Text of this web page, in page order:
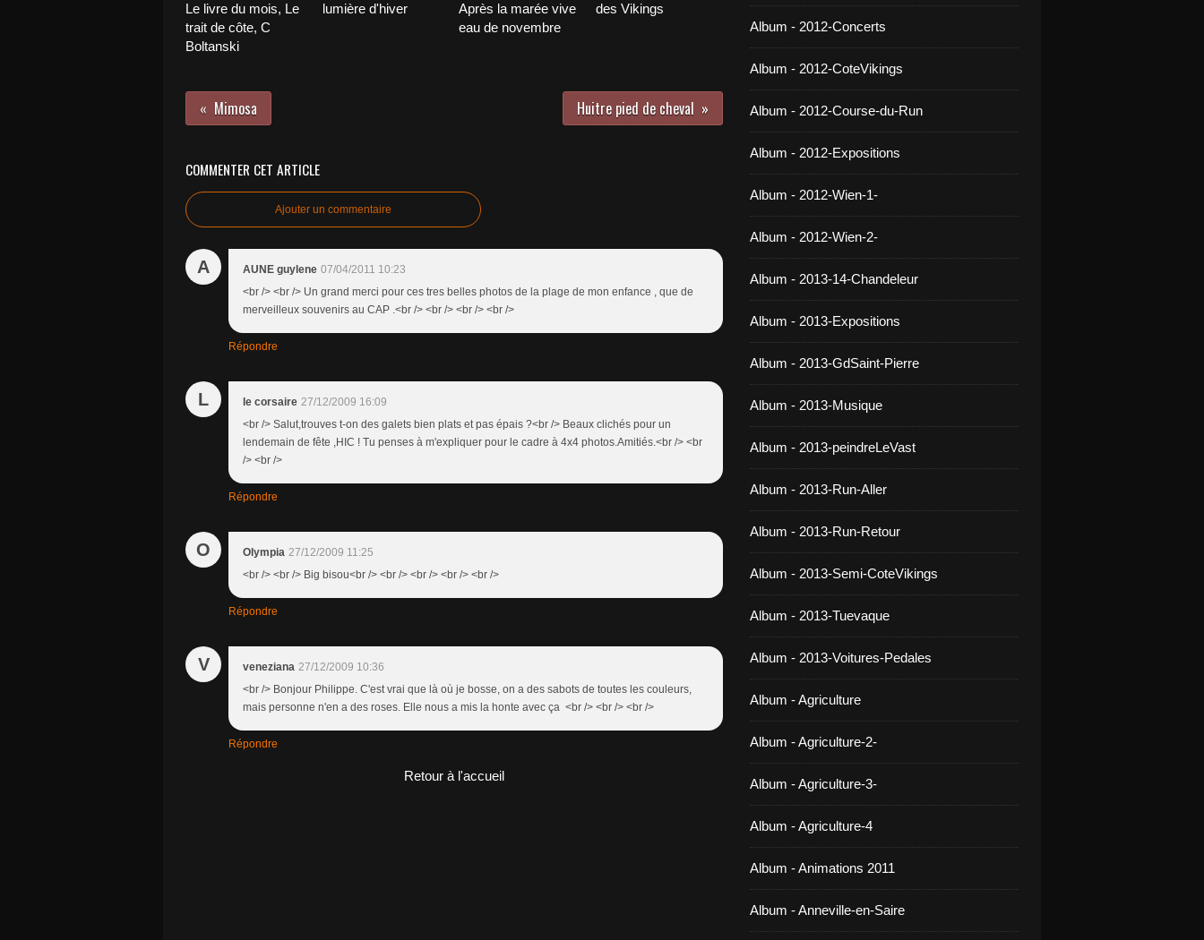
Le livre du mois, Le
trait de côte, C
Boltanski
lumière d'hiver
Après la marée vive
eau de novembre
des Vikings
Mimosa Huitre pied de cheval
COMMENTER CET ARTICLE
Ajouter un commentaire
A AUNE guylene 07/04/2011 10:23
<br /> <br /> Un grand merci pour ces tres belles photos de la plage de mon enfance , que de
merveilleux souvenirs au CAP .<br /> <br /> <br /> <br />
Répondre
L le corsaire 27/12/2009 16:09
<br /> Salut,trouves t-on des galets bien plats et pas épais ?<br /> Beaux clichés pour un
lendemain de fête ,HIC ! Tu penses à m'expliquer pour le cadre à 4x4 photos.Amitiés.<br /> <br
/> <br />
Répondre
O Olympia 27/12/2009 11:25
<br /> <br /> Big bisou<br /> <br /> <br /> <br /> <br />
Répondre
V veneziana 27/12/2009 10:36
<br /> Bonjour Philippe. C'est vrai que là où je bosse, on a des sabots de toutes les couleurs,
mais personne n'en a des roses. Elle nous a mis la honte avec ça <br /> <br /> <br />
Répondre
Retour à l'accueil
Album - 2012-Concerts
Album - 2012-CoteVikings
Album - 2012-Course-du-Run
Album - 2012-Expositions
Album - 2012-Wien-1-
Album - 2012-Wien-2-
Album - 2013-14-Chandeleur
Album - 2013-Expositions
Album - 2013-GdSaint-Pierre
Album - 2013-Musique
Album - 2013-peindreLeVast
Album - 2013-Run-Aller
Album - 2013-Run-Retour
Album - 2013-Semi-CoteVikings
Album - 2013-Tuevaque
Album - 2013-Voitures-Pedales
Album - Agriculture
Album - Agriculture-2-
Album - Agriculture-3-
Album - Agriculture-4
Album - Animations 2011
Album - Anneville-en-Saire